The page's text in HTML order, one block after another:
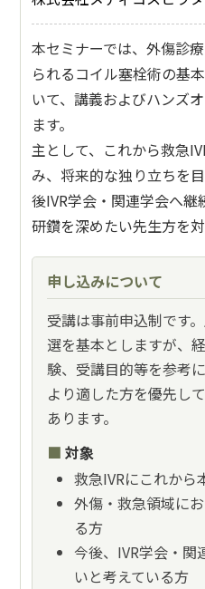
本セミナーでは、外傷診
られるコイル塞栓術の基
いて、講義およびハンズ
ます。
主として、これから救急
み、将来的な独り立ちを
後IVR学会・関連学会へ
研鑽を深めたい先生方を対
申し込みについて
受講は事前申込制です
選を基本としますが、
験、受講目的等を参考
より適した方を優先し
あります。
対象
救急IVRにこれから
外傷・救急領域に
る方
今後、IVR学会・関
いと考えている方